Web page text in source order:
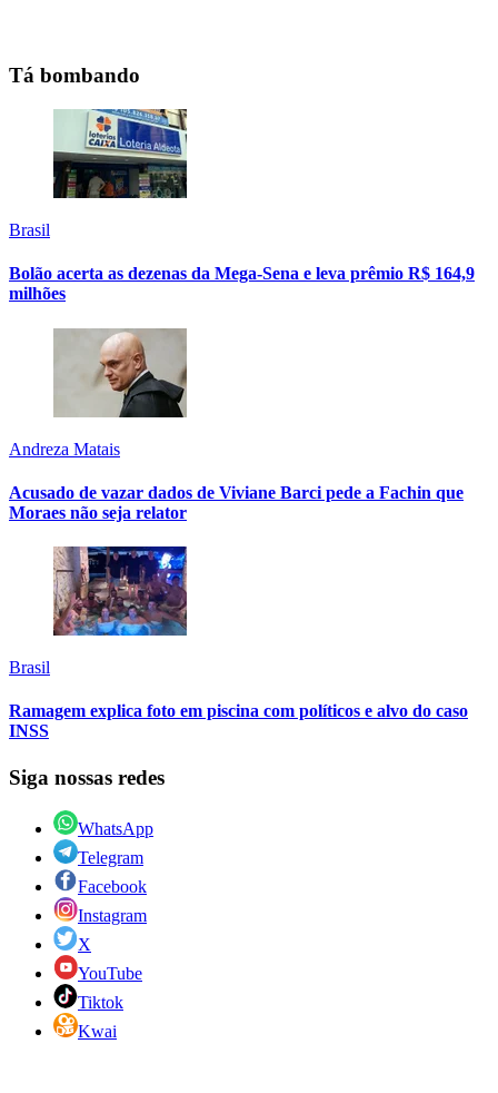
Tá bombando
Brasil
Bolão acerta as dezenas da Mega-Sena e leva prêmio R$ 164,9
milhões
Andreza Matais
Acusado de vazar dados de Viviane Barci pede a Fachin que
Moraes não seja relator
Brasil
Ramagem explica foto em piscina com políticos e alvo do caso
INSS
Siga nossas redes
WhatsApp
Telegram
Facebook
Instagram
X
YouTube
Tiktok
Kwai